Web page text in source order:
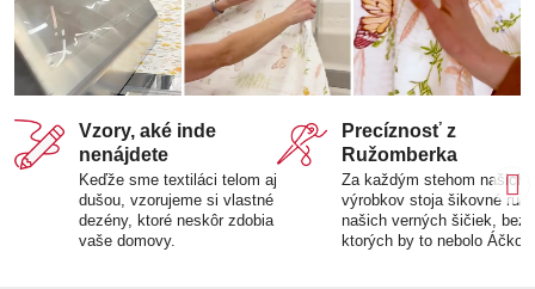
Vzory, aké inde
nenájdete
Keďže sme textiláci telom aj
dušou, vzorujeme si vlastné
dezény, ktoré neskôr zdobia
vaše domovy.
Precíznosť z
Ružomberka
Za každým stehom našich
výrobkov stoja šikovné ruky
našich verných šičiek, bez
ktorých by to nebolo Áčko.